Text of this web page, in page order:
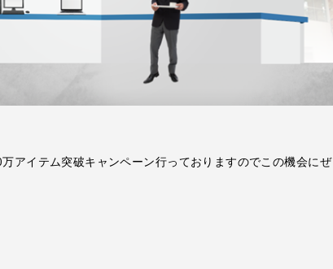
アイテム突破キャンペーン行っておりますのでこの機会にぜ